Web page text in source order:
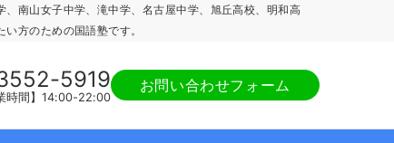
南山女子中学、滝中学、名古屋中学、旭丘高校、明和高
方のための国語塾です。
5919
時間】14:00-22:00
お問い合わせフォーム